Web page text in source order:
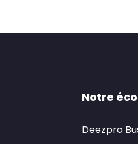
Notre
Deezpro